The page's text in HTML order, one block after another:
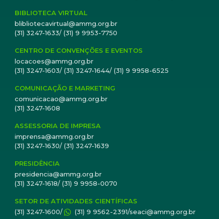
BIBLIOTECA VIRTUAL
blibliotecavirtual@ammg.org.br
(31) 3247-1633/ (31) 9 9953-7750
CENTRO DE CONVENÇÕES E EVENTOS
locacoes@ammg.org.br
(31) 3247-1603/ (31) 3247-1644/ (31) 9 9958-6525
COMUNICAÇÃO E MARKETING
comunicacao@ammg.org.br
(31) 3247-1608
ASSESSORIA DE IMPRESA
imprensa@ammg.org.br
(31) 3247-1630/ (31) 3247-1639
PRESIDÊNCIA
presidencia@ammg.org.br
(31) 3247-1618/ (31) 9 9958-0070
SETOR DE ATIVIDADES CIENTÍFICAS
(31) 3247-1600/
(31) 9 9562-2391/seaci@ammg.org.br